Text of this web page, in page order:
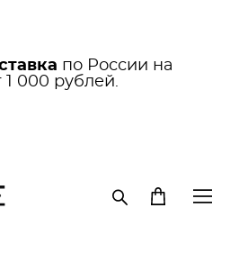
по России на
1 000 рублей.